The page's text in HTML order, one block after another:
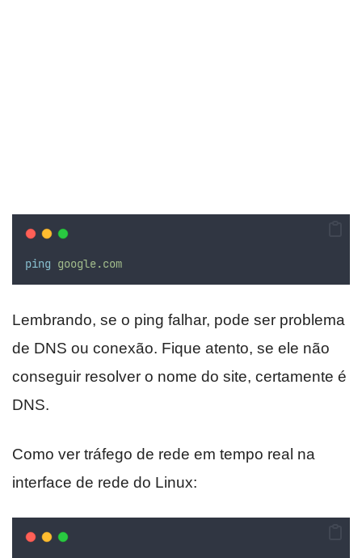
ping google.com
Lembrando, se o ping falhar, pode ser problema
de DNS ou conexão. Fique atento, se ele não
conseguir resolver o nome do site, certamente é
DNS.
Como ver tráfego de rede em tempo real na
interface de rede do Linux: